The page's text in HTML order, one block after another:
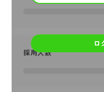
ロ
採用人数